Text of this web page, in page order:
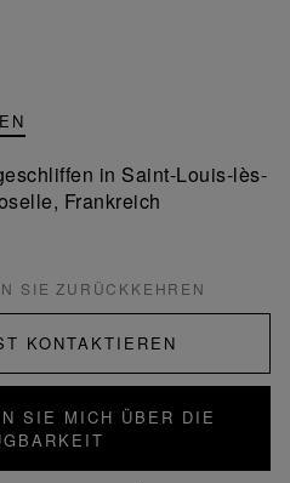
in Saint-Louis-lès-
Frankreich
SIE ZURÜCKKEHREN
KONTAKTIEREN
SIE MICH ÜBER DIE